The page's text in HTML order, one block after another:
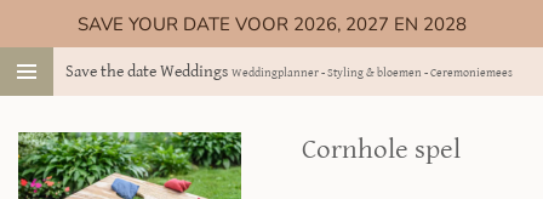
direct
naar
hoofdinhoud
Save the date Weddings Weddingplanner - Styling & bloemen - Ceremoniemeester
SAVE YOUR DATE VOOR 2026, 2027 EN 2028
Cornhole spel